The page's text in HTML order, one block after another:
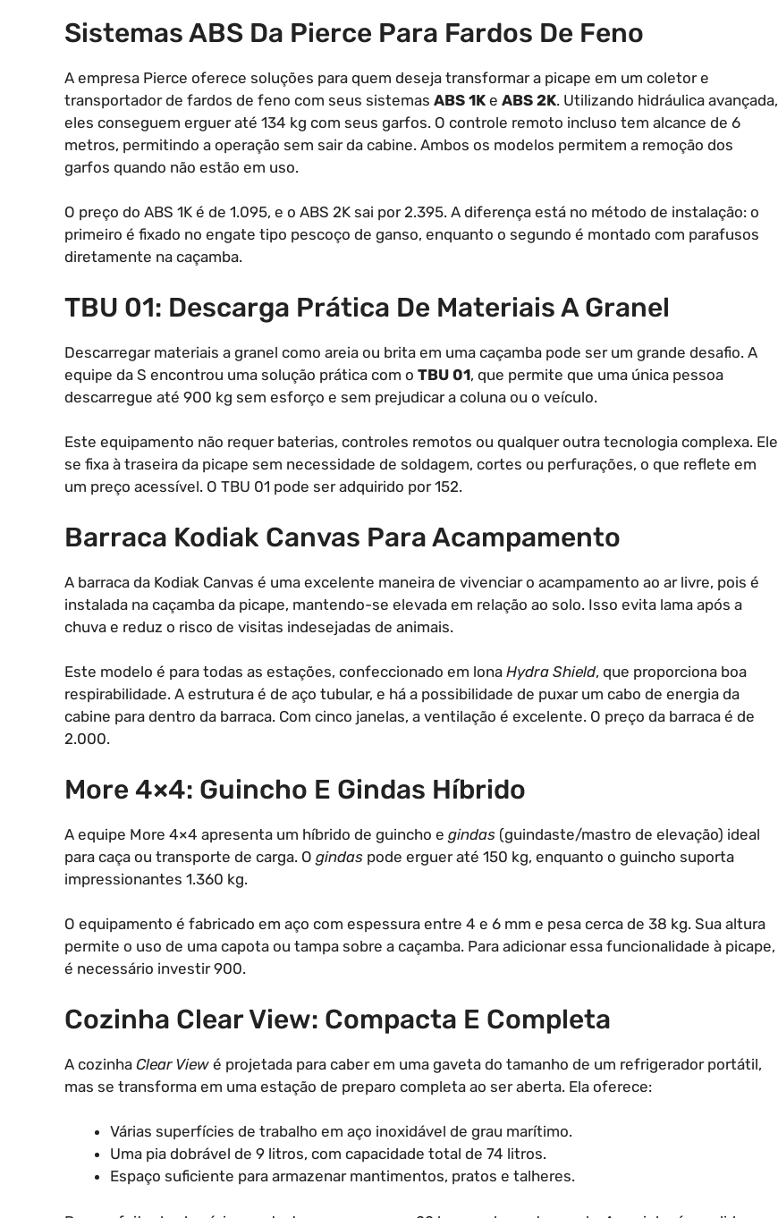
Sistemas ABS Da Pierce Para Fardos De Feno
A empresa Pierce oferece soluções para quem deseja transformar a picape em um coletor e
transportador de fardos de feno com seus sistemas ABS 1K e ABS 2K. Utilizando hidráulica avançada,
eles conseguem erguer até 134 kg com seus garfos. O controle remoto incluso tem alcance de 6
metros, permitindo a operação sem sair da cabine. Ambos os modelos permitem a remoção dos
garfos quando não estão em uso.
O preço do ABS 1K é de 1.095, e o ABS 2K sai por 2.395. A diferença está no método de instalação: o
primeiro é fixado no engate tipo pescoço de ganso, enquanto o segundo é montado com parafusos
diretamente na caçamba.
TBU 01: Descarga Prática De Materiais A Granel
Descarregar materiais a granel como areia ou brita em uma caçamba pode ser um grande desafio. A
equipe da S encontrou uma solução prática com o TBU 01, que permite que uma única pessoa
descarregue até 900 kg sem esforço e sem prejudicar a coluna ou o veículo.
Este equipamento não requer baterias, controles remotos ou qualquer outra tecnologia complexa. Ele
se fixa à traseira da picape sem necessidade de soldagem, cortes ou perfurações, o que reflete em
um preço acessível. O TBU 01 pode ser adquirido por 152.
Barraca Kodiak Canvas Para Acampamento
A barraca da Kodiak Canvas é uma excelente maneira de vivenciar o acampamento ao ar livre, pois é
instalada na caçamba da picape, mantendo-se elevada em relação ao solo. Isso evita lama após a
chuva e reduz o risco de visitas indesejadas de animais.
Este modelo é para todas as estações, confeccionado em lona Hydra Shield, que proporciona boa
respirabilidade. A estrutura é de aço tubular, e há a possibilidade de puxar um cabo de energia da
cabine para dentro da barraca. Com cinco janelas, a ventilação é excelente. O preço da barraca é de
2.000.
More 4×4: Guincho E Gindas Híbrido
A equipe More 4×4 apresenta um híbrido de guincho e gindas (guindaste/mastro de elevação) ideal
para caça ou transporte de carga. O gindas pode erguer até 150 kg, enquanto o guincho suporta
impressionantes 1.360 kg.
O equipamento é fabricado em aço com espessura entre 4 e 6 mm e pesa cerca de 38 kg. Sua altura
permite o uso de uma capota ou tampa sobre a caçamba. Para adicionar essa funcionalidade à picape,
é necessário investir 900.
Cozinha Clear View: Compacta E Completa
A cozinha Clear View é projetada para caber em uma gaveta do tamanho de um refrigerador portátil,
mas se transforma em uma estação de preparo completa ao ser aberta. Ela oferece:
Várias superfícies de trabalho em aço inoxidável de grau marítimo.
Uma pia dobrável de 9 litros, com capacidade total de 74 litros.
Espaço suficiente para armazenar mantimentos, pratos e talheres.